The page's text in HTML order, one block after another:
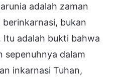
adalah zaman
bukan
Itu adalah bukti bahwa
sepenuhnya dalam
inkarnasi Tuhan,